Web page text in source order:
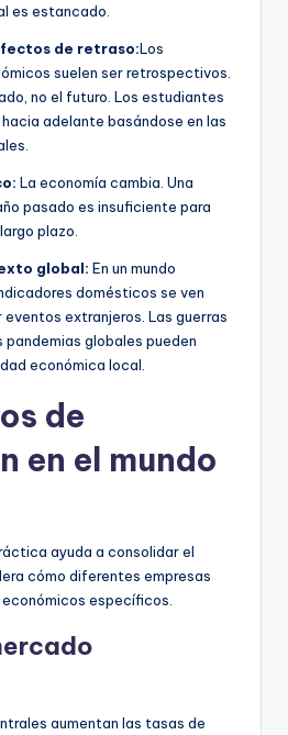
es estancado.
de retraso:Los
suelen ser retrospectivos.
no el futuro. Los estudiantes
adelante basándose en las
La economía cambia. Una
pasado es insuficiente para
plazo.
global: En un mundo
domésticos se ven
extranjeros. Las guerras
pandemias globales pueden
económica local.
de
en el mundo
ayuda a consolidar el
cómo diferentes empresas
específicos.
aumentan las tasas de